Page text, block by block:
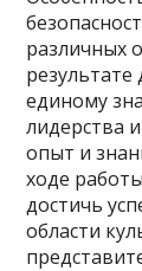
различных
единому
лидерства
опыт и
ходе
достичь
области